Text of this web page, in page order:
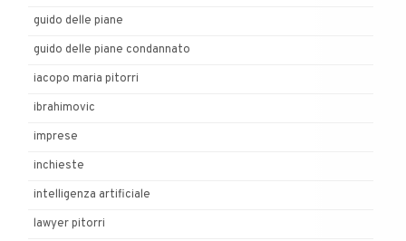
guido delle piane
guido delle piane condannato
iacopo maria pitorri
ibrahimovic
imprese
inchieste
intelligenza artificiale
lawyer pitorri